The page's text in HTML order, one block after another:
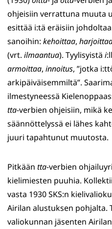
ohjeisiin verrattuna muuta
esittää i:tä eräisiin
sanoihin: kehoittaa,
(vrt. ilmaantua). Tyylisyistä i
armoittaa, innoitus, ”jotka
arkipäiväisemmiltä”.
ilmestyneessä
tta-verbien ohjeisiin, mikä
säännöttelyssä ei lähes
juuri tapahtunut muutosta.
Pitkään tta-verbien
kielimiesten puuhia.
vasta 1930 SKS:n
Airilan alustuksen pohjalta.
valiokunnan jäsenten